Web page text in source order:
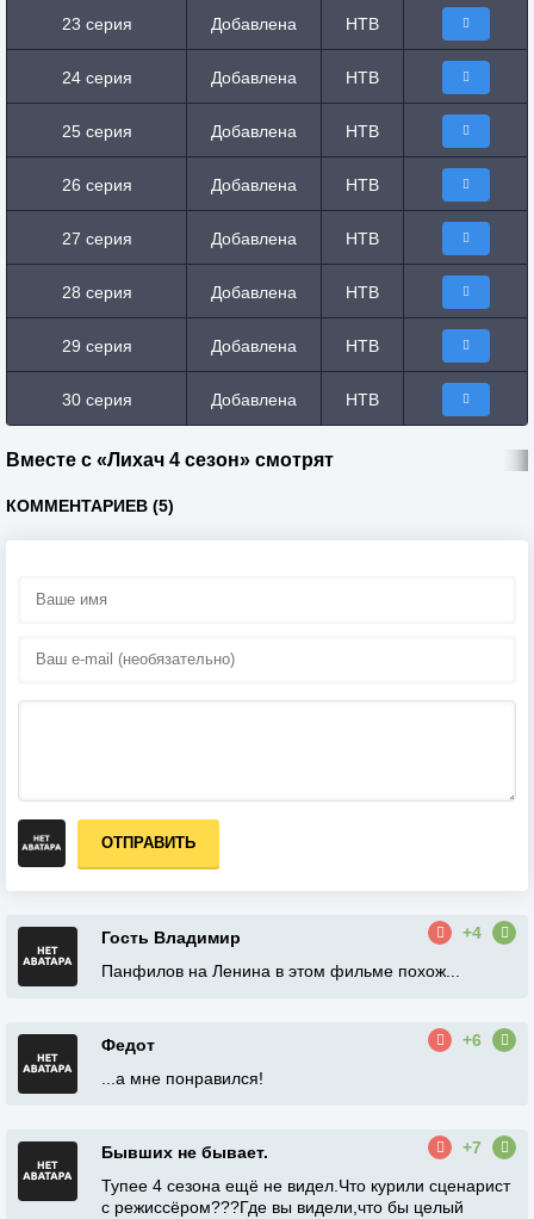
23 серия Добавлена НТВ
24 серия Добавлена НТВ
25 серия Добавлена НТВ
26 серия Добавлена НТВ
27 серия Добавлена НТВ
28 серия Добавлена НТВ
29 серия Добавлена НТВ
30 серия Добавлена НТВ
Вместе с «Лихач 4 сезон» смотрят
КОММЕНТАРИЕВ (5)
ОТПРАВИТЬ
Гость Владимир
+4
Панфилов на Ленина в этом фильме похож...
Федот
+6
...а мне понравился!
Бывших не бывает.
+7
Тупее 4 сезона ещё не видел.Что курили сценарист
с режиссёром???Где вы видели,что бы целый